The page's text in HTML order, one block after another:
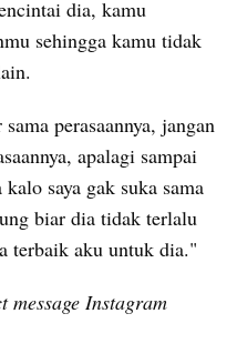
dia, kamu
sehingga kamu tidak
perasaannya, jangan
apalagi sampai
saya gak suka sama
biar dia tidak terlalu
terbaik aku untuk dia."
Instagram